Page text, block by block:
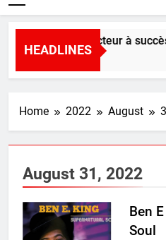
HEADLINES
Le producteur à
3 Hours Ago
Home 2022 August
August 31, 2022
Ben
Soul